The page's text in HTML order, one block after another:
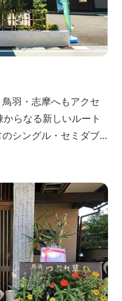
羽・志摩へもアクセ
らなる新しいルート
シングル・セミダブ
もご用意しておりま
。 また、朝食バイキ
～900）、大浴場完
備（Wi-Fi・LAN接...